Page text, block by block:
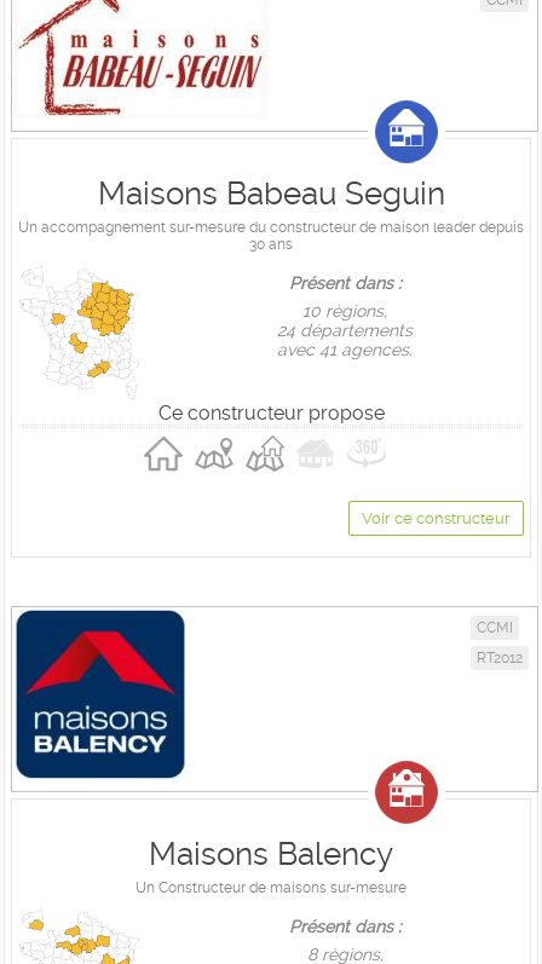
Maisons Babeau Seguin
Un accompagnement sur-mesure du constructeur de maison leader depuis
30 ans
Présent dans :
10 règions,
24 départements
avec 41 agences.
Ce constructeur propose
Voir ce constructeur
CCMI
RT2012
Maisons Balency
Un Constructeur de maisons sur-mesure
Présent dans :
8 règions,